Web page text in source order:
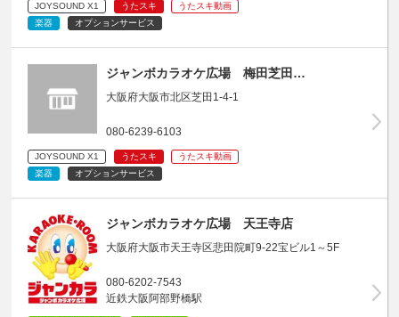
JOYSOUND X1 うたスキ
うたスキ動画
楽器
オプションサービス
ジャンボカラオケ広場 梅田芝田…
大阪府大阪市北区芝田1-4-1
080-6239-6103
JOYSOUND X1 うたスキ
うたスキ動画
楽器
オプションサービス
ジャンボカラオケ広場 天王寺店
大阪府大阪市天王寺区悲田院町9-22宝ビル1～5F
080-6202-7543
近鉄大阪阿部野橋駅